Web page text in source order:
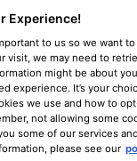
BEST-SELLER
Experience!
to us so we want
visit, we may need to
might be about
experience. It’s your
we use and how to
not allowing some
some of our services
please see our